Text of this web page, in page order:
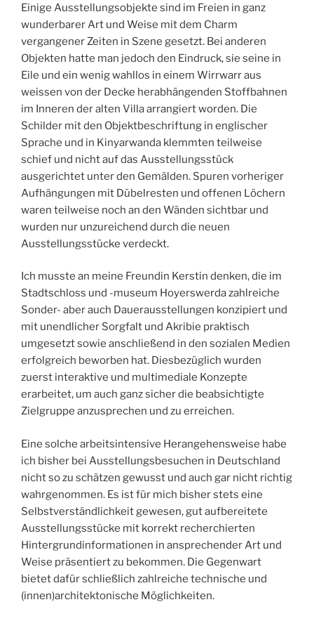
Einige Ausstellungsobjekte sind im Freien in ganz
wunderbarer Art und Weise mit dem Charm
vergangener Zeiten in Szene gesetzt. Bei anderen
Objekten hatte man jedoch den Eindruck, sie seine in
Eile und ein wenig wahllos in einem Wirrwarr aus
weissen von der Decke herabhängenden Stoffbahnen
im Inneren der alten Villa arrangiert worden. Die
Schilder mit den Objektbeschriftung in englischer
Sprache und in Kinyarwanda klemmten teilweise
schief und nicht auf das Ausstellungsstück
ausgerichtet unter den Gemälden. Spuren vorheriger
Aufhängungen mit Dübelresten und offenen Löchern
waren teilweise noch an den Wänden sichtbar und
wurden nur unzureichend durch die neuen
Ausstellungsstücke verdeckt.
Ich musste an meine Freundin Kerstin denken, die im
Stadtschloss und -museum Hoyerswerda zahlreiche
Sonder- aber auch Dauerausstellungen konzipiert und
mit unendlicher Sorgfalt und Akribie praktisch
umgesetzt sowie anschließend in den sozialen Medien
erfolgreich beworben hat. Diesbezüglich wurden
zuerst interaktive und multimediale Konzepte
erarbeitet, um auch ganz sicher die beabsichtigte
Zielgruppe anzusprechen und zu erreichen.
Eine solche arbeitsintensive Herangehensweise habe
ich bisher bei Ausstellungsbesuchen in Deutschland
nicht so zu schätzen gewusst und auch gar nicht richtig
wahrgenommen. Es ist für mich bisher stets eine
Selbstverständlichkeit gewesen, gut aufbereitete
Ausstellungsstücke mit korrekt recherchierten
Hintergrundinformationen in ansprechender Art und
Weise präsentiert zu bekommen. Die Gegenwart
bietet dafür schließlich zahlreiche technische und
(innen)architektonische Möglichkeiten.